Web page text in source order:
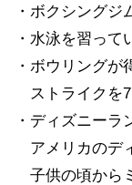
・ボクシングジ
・水泳を習って
・ボウリングが
ストライクを7
・ディズニーラ
アメリカのデ
子供の頃から